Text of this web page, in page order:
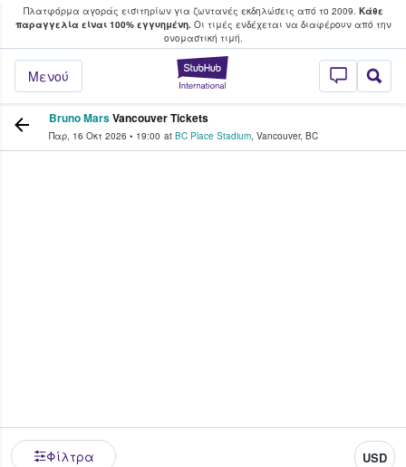
Πλατφόρμα αγοράς εισιτηρίων για ζωντανές εκδηλώσεις από το 2009. Κάθε
παραγγελία είναι 100% εγγυημένη.Οι τιμές ενδέχεται να διαφέρουν από την
oνομαστική τιμή.
StubHub - Όπου
Μενού
φαν αγοράζουν και πουλούν
Bruno MarsVancouver Tickets
Παρ, 16 Οκτ 2026 • 19:00 at BC Place Stadium, Vancouver, BC
Φίλτρα USD